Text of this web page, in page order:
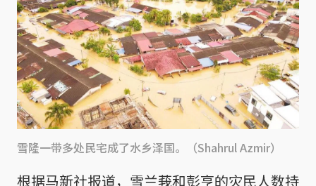
雪隆一带多处民宅成了水乡泽国。（Shahrul Azmir）
根据马新社报道，雪兰莪和彭亨的灾民人数持